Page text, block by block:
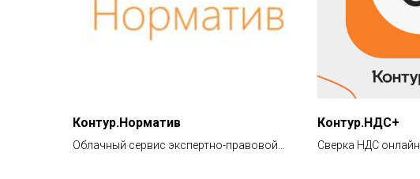
Контур.Норматив
Облачный сервис экспертно-правовой
Контур.НДС+
Сверка НДС онлайн.